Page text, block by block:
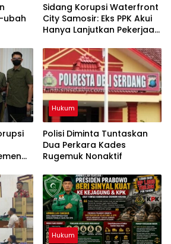
ubah
Sidang Korupsi Waterfront
City Samosir: Eks PPK Akui
Hanya Lanjutkan Pekerjaan,
Proyek
Hukum
Polisi Diminta Tuntaskan
Dua Perkara Kades
Rugemuk Nonaktif
Hukum